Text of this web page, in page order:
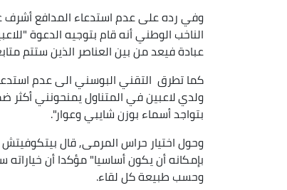
عبادة فيعد من بين العناصر الذين ستتم
كما تطرق التقني البوسني الى عدم
ولدي لاعبين في المتناول يمنحونني
بتواجد أسماء بوزن شايبي وعوار".
وحول اختيار حراس المرمى, قال
بإمكانه أن يكون أساسيا" مؤكدا أن
وحسب طبيعة كل لقاء.